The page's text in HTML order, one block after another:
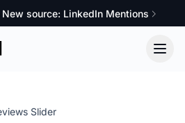
source: LinkedIn Mentions
Slider